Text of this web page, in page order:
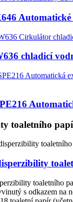
Automatické
chladicí
toaletního
toaletního
s odkazem na